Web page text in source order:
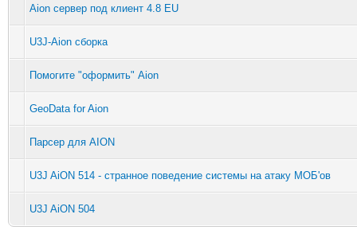
Aion сервер под клиент 4.8 EU
U3J-Aion сборка
Помогите "оформить" Aion
GeoData for Aion
Парсер для AION
U3J AiON 514 - странное поведение системы на атаку МОБ'ов
U3J AiON 504